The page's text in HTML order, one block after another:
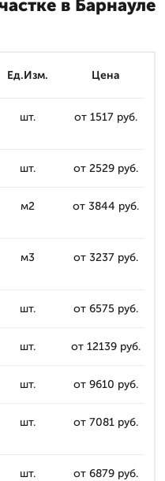
в Барнауле
Ед.Изм. Цена
шт. от 1517 руб.
шт. от 2529 руб.
м2 от 3844 руб.
м3 от 3237 руб.
шт. от 6575 руб.
шт. от 12139 руб.
шт. от 9610 руб.
шт. от 7081 руб.
шт. от 6879 руб.